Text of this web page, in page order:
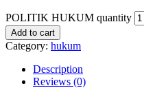
POLITIK HUKUM quantity
Add to cart
Category: hukum
Description
Reviews (0)